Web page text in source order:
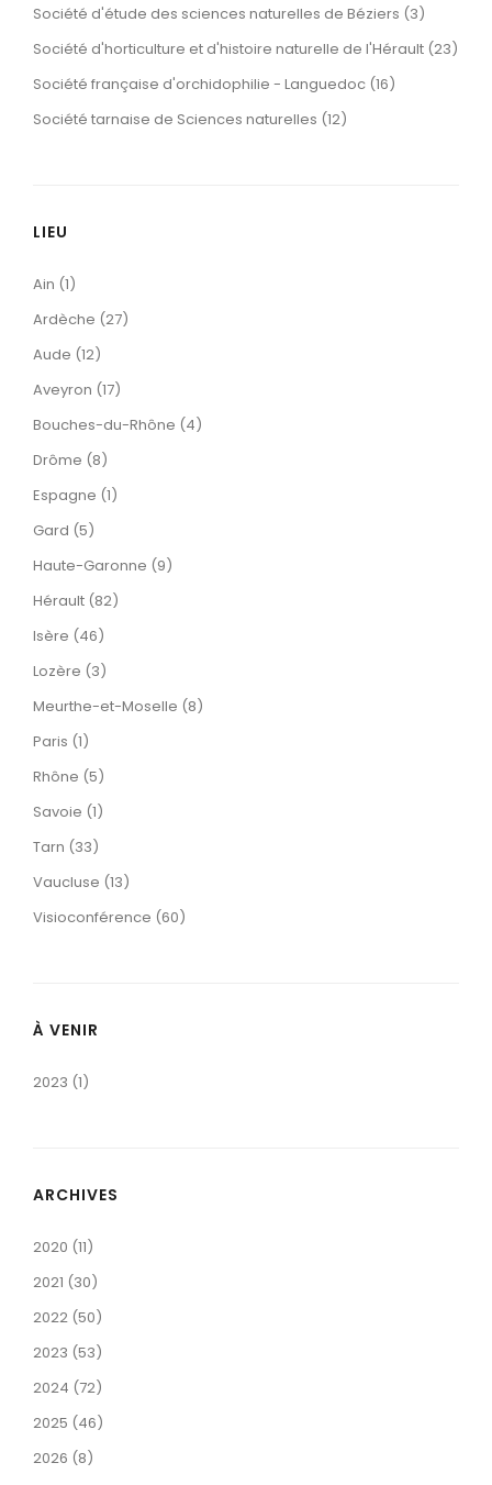
Société d'étude des sciences naturelles de Béziers (3)
Société d'horticulture et d'histoire naturelle de l'Hérault (23)
Société française d'orchidophilie - Languedoc (16)
Société tarnaise de Sciences naturelles (12)
LIEU
Ain (1)
Ardèche (27)
Aude (12)
Aveyron (17)
Bouches-du-Rhône (4)
Drôme (8)
Espagne (1)
Gard (5)
Haute-Garonne (9)
Hérault (82)
Isère (46)
Lozère (3)
Meurthe-et-Moselle (8)
Paris (1)
Rhône (5)
Savoie (1)
Tarn (33)
Vaucluse (13)
Visioconférence (60)
À VENIR
2023 (1)
ARCHIVES
2020 (11)
2021 (30)
2022 (50)
2023 (53)
2024 (72)
2025 (46)
2026 (8)